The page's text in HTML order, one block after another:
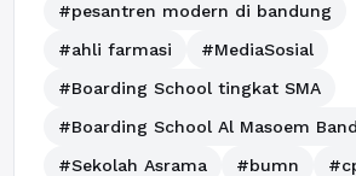
#pesantren modern di bandung
#ahli farmasi
#MediaSosial
#Boarding School tingkat SMA
#Boarding School Al Masoem
#Sekolah Asrama
#bumn